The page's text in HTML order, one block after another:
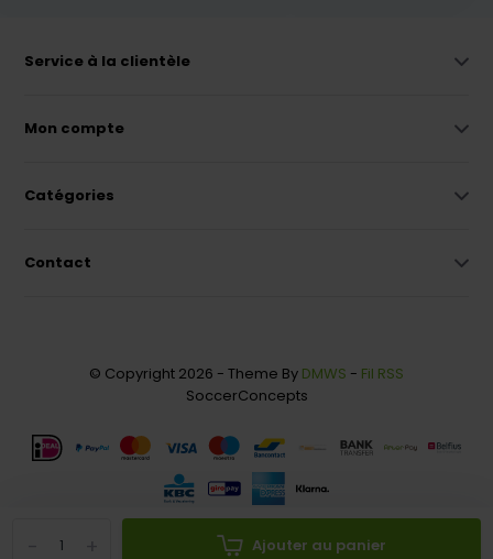
Ajouter au panier
Service à la clientèle
Mon compte
Catégories
Contact
© Copyright 2026 - Theme By DMWS - Fil RSS
SoccerConcepts